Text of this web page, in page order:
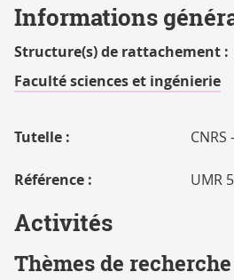
Informations
Structure(s) de rattachement :
Faculté sciences et ingénierie
Tutelle :
Référence : UMR
Activités
Thèmes de recherche